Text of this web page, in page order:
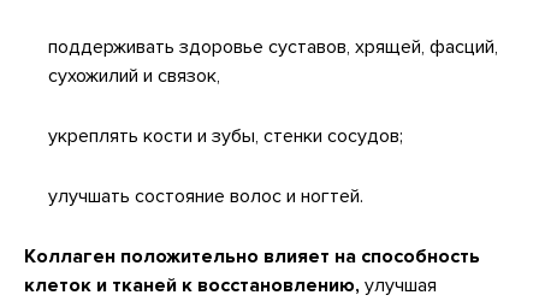
поддерживать здоровье суставов, хрящей, фасций,
сухожилий и связок,
укреплять кости и зубы, стенки сосудов;
улучшать состояние волос и ногтей.
Коллаген положительно влияет на способность
клеток и тканей к восстановлению, улучшая